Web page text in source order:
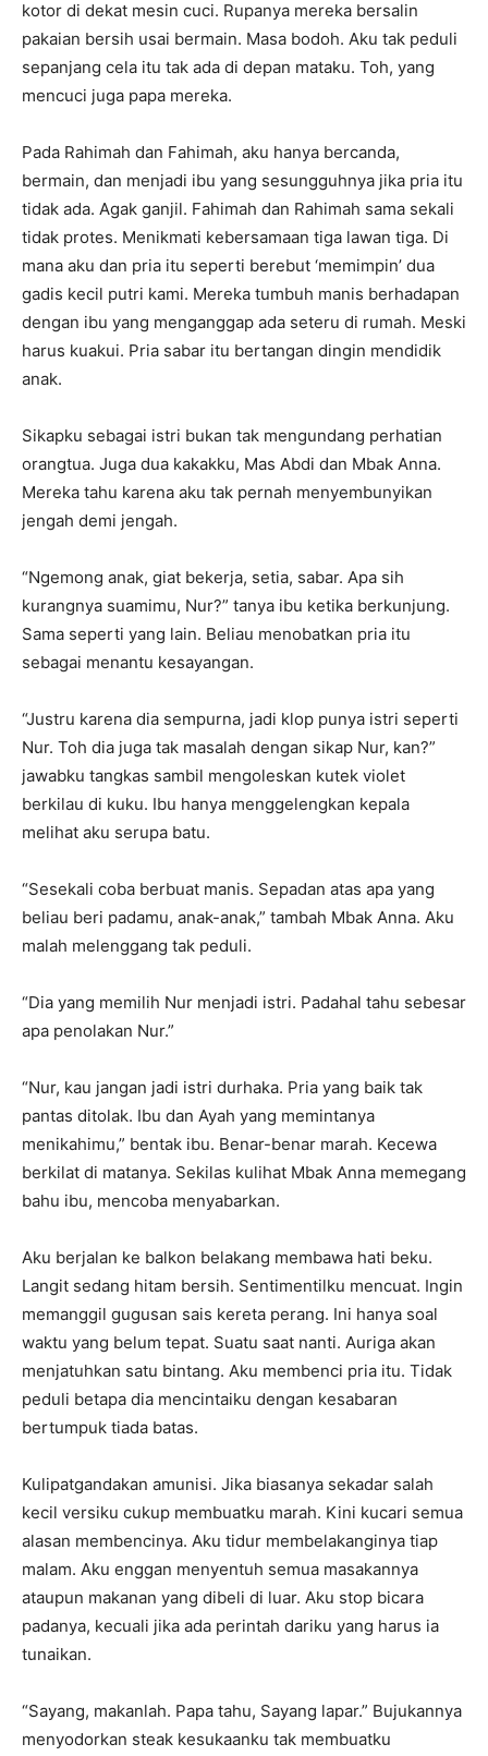
kotor di dekat mesin cuci. Rupanya mereka bersalin
pakaian bersih usai bermain. Masa bodoh. Aku tak peduli
sepanjang cela itu tak ada di depan mataku. Toh, yang
mencuci juga papa mereka.
Pada Rahimah dan Fahimah, aku hanya bercanda,
bermain, dan menjadi ibu yang sesungguhnya jika pria itu
tidak ada. Agak ganjil. Fahimah dan Rahimah sama sekali
tidak protes. Menikmati kebersamaan tiga lawan tiga. Di
mana aku dan pria itu seperti berebut ‘memimpin’ dua
gadis kecil putri kami. Mereka tumbuh manis berhadapan
dengan ibu yang menganggap ada seteru di rumah. Meski
harus kuakui. Pria sabar itu bertangan dingin mendidik
anak.
Sikapku sebagai istri bukan tak mengundang perhatian
orangtua. Juga dua kakakku, Mas Abdi dan Mbak Anna.
Mereka tahu karena aku tak pernah menyembunyikan
jengah demi jengah.
“Ngemong anak, giat bekerja, setia, sabar. Apa sih
kurangnya suamimu, Nur?” tanya ibu ketika berkunjung.
Sama seperti yang lain. Beliau menobatkan pria itu
sebagai menantu kesayangan.
“Justru karena dia sempurna, jadi klop punya istri seperti
Nur. Toh dia juga tak masalah dengan sikap Nur, kan?”
jawabku tangkas sambil mengoleskan kutek violet
berkilau di kuku. Ibu hanya menggelengkan kepala
melihat aku serupa batu.
“Sesekali coba berbuat manis. Sepadan atas apa yang
beliau beri padamu, anak-anak,” tambah Mbak Anna. Aku
malah melenggang tak peduli.
“Dia yang memilih Nur menjadi istri. Padahal tahu sebesar
apa penolakan Nur.”
“Nur, kau jangan jadi istri durhaka. Pria yang baik tak
pantas ditolak. Ibu dan Ayah yang memintanya
menikahimu,” bentak ibu. Benar-benar marah. Kecewa
berkilat di matanya. Sekilas kulihat Mbak Anna memegang
bahu ibu, mencoba menyabarkan.
Aku berjalan ke balkon belakang membawa hati beku.
Langit sedang hitam bersih. Sentimentilku mencuat. Ingin
memanggil gugusan sais kereta perang. Ini hanya soal
waktu yang belum tepat. Suatu saat nanti. Auriga akan
menjatuhkan satu bintang. Aku membenci pria itu. Tidak
peduli betapa dia mencintaiku dengan kesabaran
bertumpuk tiada batas.
Kulipatgandakan amunisi. Jika biasanya sekadar salah
kecil versiku cukup membuatku marah. Kini kucari semua
alasan membencinya. Aku tidur membelakanginya tiap
malam. Aku enggan menyentuh semua masakannya
ataupun makanan yang dibeli di luar. Aku stop bicara
padanya, kecuali jika ada perintah dariku yang harus ia
tunaikan.
“Sayang, makanlah. Papa tahu, Sayang lapar.” Bujukannya
menyodorkan steak kesukaanku tak membuatku